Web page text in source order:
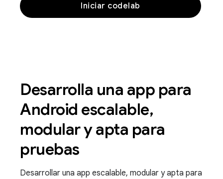
Iniciar codelab
Desarrolla una app para
Android escalable,
modular y apta para
pruebas
Desarrollar una app escalable, modular y apta para